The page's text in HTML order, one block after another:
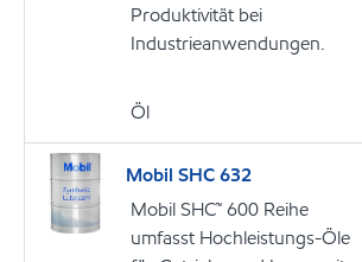
Produktivität bei
Industrieanwendungen.
Öl
Mobil SHC 632
Mobil SHC™ 600 Reihe
umfasst Hochleistungs-Öle